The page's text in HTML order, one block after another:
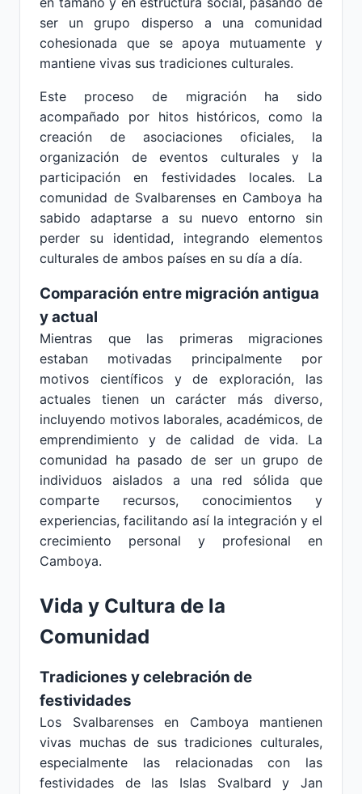
ser un grupo disperso a una comunidad
cohesionada que se apoya mutuamente y
mantiene vivas sus tradiciones culturales.
Este proceso de migración ha sido
acompañado por hitos históricos, como la
creación de asociaciones oficiales, la
organización de eventos culturales y la
participación en festividades locales. La
comunidad de Svalbarenses en Camboya ha
sabido adaptarse a su nuevo entorno sin
perder su identidad, integrando elementos
culturales de ambos países en su día a día.
Comparación entre migración antigua
y actual
Mientras que las primeras migraciones
estaban motivadas principalmente por
motivos científicos y de exploración, las
actuales tienen un carácter más diverso,
incluyendo motivos laborales, académicos, de
emprendimiento y de calidad de vida. La
comunidad ha pasado de ser un grupo de
individuos aislados a una red sólida que
comparte recursos, conocimientos y
experiencias, facilitando así la integración y el
crecimiento personal y profesional en
Camboya.
Vida y Cultura de la
Comunidad
Tradiciones y celebración de
festividades
Los Svalbarenses en Camboya mantienen
vivas muchas de sus tradiciones culturales,
especialmente las relacionadas con las
festividades de las Islas Svalbard y Jan